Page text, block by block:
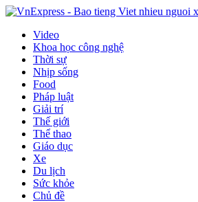
Video
Khoa học công nghệ
Thời sự
Nhịp sống
Food
Pháp luật
Giải trí
Thế giới
Thể thao
Giáo dục
Xe
Du lịch
Sức khỏe
Chủ đề